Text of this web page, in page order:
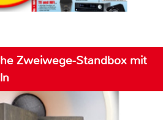
Zweiwege-Standbox mit